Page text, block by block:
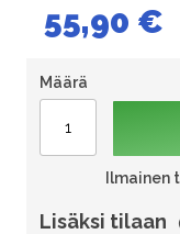
55,90 €
Määrä
Lisäksi tilaan